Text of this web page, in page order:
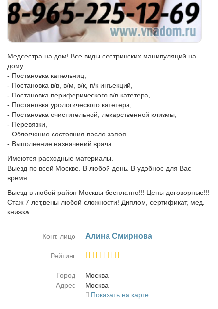
Медсестра на дом! Все виды сестринских манипуляций на
дому:
- Постановка капельниц,
- Постановка в/в, в/м, в/к, п/к инъекций,
- Постановка периферического в/в катетера,
- Постановка урологического катетера,
- Постановка очистительной, лекарственной клизмы,
- Перевязки,
- Облегчение состояния после запоя.
- Выполнение назначений врача.
Имеются расходные материалы.
Выезд по всей Москве. В любой день. В удобное для Вас
время.
Выезд в любой район Москвы бесплатно!!! Цены договорные!!!
Стаж 7 лет,вены любой сложности! Диплом, сертификат, мед.
книжка.
Конт. лицо Али­на Смир­но­ва
Рейтинг
Город
Москва
Адрес
Москва
Показать на карте